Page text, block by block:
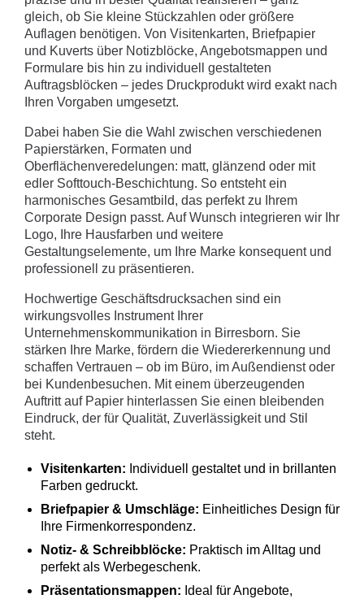
gleich, ob Sie kleine Stückzahlen oder größere
Auflagen benötigen. Von Visitenkarten, Briefpapier
und Kuverts über Notizblöcke, Angebotsmappen und
Formulare bis hin zu individuell gestalteten
Auftragsblöcken – jedes Druckprodukt wird exakt nach
Ihren Vorgaben umgesetzt.
Dabei haben Sie die Wahl zwischen verschiedenen
Papierstärken, Formaten und
Oberflächenveredelungen: matt, glänzend oder mit
edler Softtouch-Beschichtung. So entsteht ein
harmonisches Gesamtbild, das perfekt zu Ihrem
Corporate Design passt. Auf Wunsch integrieren wir Ihr
Logo, Ihre Hausfarben und weitere
Gestaltungselemente, um Ihre Marke konsequent und
professionell zu präsentieren.
Hochwertige Geschäftsdrucksachen sind ein
wirkungsvolles Instrument Ihrer
Unternehmenskommunikation in Birresborn. Sie
stärken Ihre Marke, fördern die Wiedererkennung und
schaffen Vertrauen – ob im Büro, im Außendienst oder
bei Kundenbesuchen. Mit einem überzeugenden
Auftritt auf Papier hinterlassen Sie einen bleibenden
Eindruck, der für Qualität, Zuverlässigkeit und Stil
steht.
Visitenkarten: Individuell gestaltet und in brillanten
Farben gedruckt.
Briefpapier & Umschläge: Einheitliches Design für
Ihre Firmenkorrespondenz.
Notiz- & Schreibblöcke: Praktisch im Alltag und
perfekt als Werbegeschenk.
Präsentationsmappen: Ideal für Angebote,